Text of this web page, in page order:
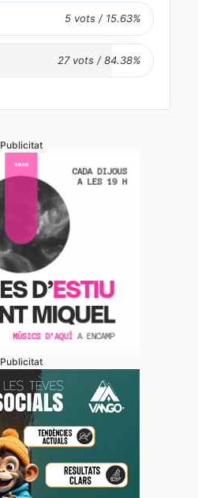
Publicitat
Publicitat